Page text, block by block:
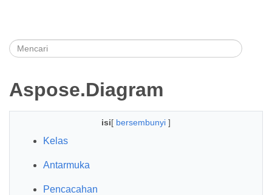
Aspose.Diagram
isi[ bersembunyi ]
Kelas
Antarmuka
Pencacahan